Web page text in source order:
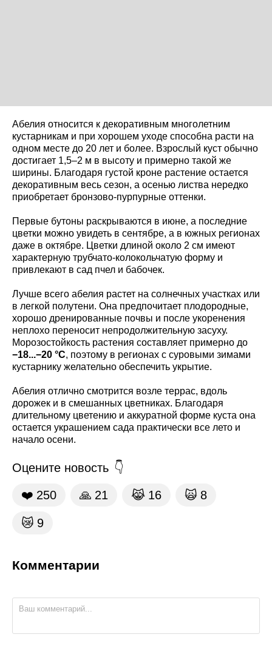
Абелия относится к декоративным многолетним
кустарникам и при хорошем уходе способна расти на
одном месте до 20 лет и более. Взрослый куст обычно
достигает 1,5–2 м в высоту и примерно такой же
ширины. Благодаря густой кроне растение остается
декоративным весь сезон, а осенью листва нередко
приобретает бронзово-пурпурные оттенки.
Первые бутоны раскрываются в июне, а последние
цветки можно увидеть в сентябре, а в южных регионах
даже в октябре. Цветки длиной около 2 см имеют
характерную трубчато-колокольчатую форму и
привлекают в сад пчел и бабочек.
Лучше всего абелия растет на солнечных участках или
в легкой полутени. Она предпочитает плодородные,
хорошо дренированные почвы и после укоренения
неплохо переносит непродолжительную засуху.
Морозостойкость растения составляет примерно до
−18...−20 °C, поэтому в регионах с суровыми зимами
кустарнику желательно обеспечить укрытие.
Абелия отлично смотрится возле террас, вдоль
дорожек и в смешанных цветниках. Благодаря
длительному цветению и аккуратной форме куста она
остается украшением сада практически все лето и
начало осени.
Оцените новость
❤️ 250 🙏 21 😹 16 🙀 8
😿 9
Комментарии